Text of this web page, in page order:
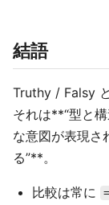
結語
Truthy / Falsy
それは**“型と
な意図が表現さ
る”**。
比較は常に